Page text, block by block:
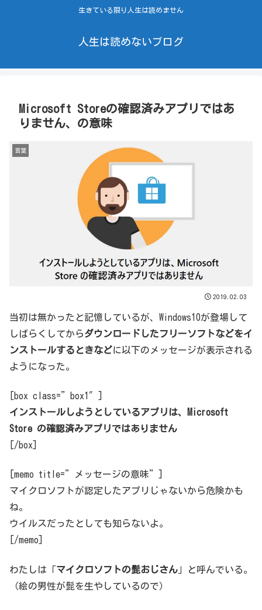
生きている限り人生は読めません
人生は読めないブログ
Microsoft Storeの確認済みアプリではあ
りません、の意味
言葉
2019.02.03
当初は無かったと記憶しているが、Windows10が登場して
しばらくしてからダウンロードしたフリーソフトなどをイ
ンストールするときなどに以下のメッセージが表示される
ようになった。
[box class=”box1″]
インストールしようとしているアプリは、Microsoft
Store の確認済みアプリではありません
[/box]
[memo title=”メッセージの意味”]
マイクロソフトが認定したアプリじゃないから危険かも
ね。
ウイルスだったとしても知らないよ。
[/memo]
わたしは「マイクロソフトの髭おじさん 」と呼んでいる。
（絵の男性が髭を生やしているので）